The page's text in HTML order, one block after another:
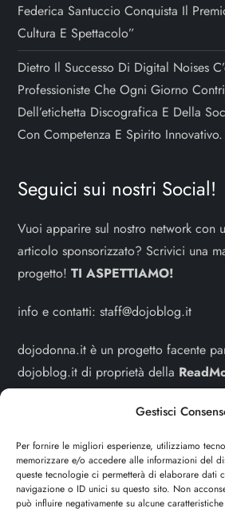
Gestisci
Per fornire le migliori esperienze, utilizziamo
memorizzare e/o accedere alle informazioni del
queste tecnologie ci permetterà di elaborare dati
navigazione o ID unici su questo sito. Non
può influire negativamente su alcune
Federica Santuccio Conquista Il
Cultura E Spettacolo”
Dietro Il Successo Di Digital Noises
Professioniste Che Ogni Giorno
Dell’etichetta Discografica E Della
Con Competenza E Spirito Innovativo.
Seguici sui nostri Social!
Vuoi apparire sul nostro network con
articolo sponsorizzato? Scrivici una
progetto!TI ASPETTIAMO!
info e contatti:staff@dojoblog.it
dojodonna.it è un progetto facente
dojoblog.it di proprietà della
legale in Via delle Sirene 34 - Roma -
Sitemap-Privacy Policy-Cookie
Cerca